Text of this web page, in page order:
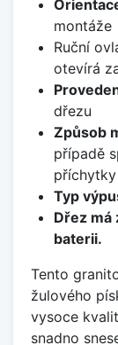
montáže
Ruční
otevírá
dřezu
Způsob
případě
Typ
Dřez má
baterii.
Tento
žulového
vysoce
snadno